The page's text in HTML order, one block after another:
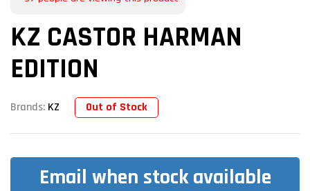
KZ CASTOR HARMAN
EDITION
Brands: KZ Out of Stock
Email when stock available